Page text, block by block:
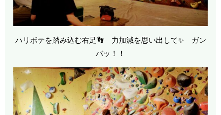
ハリボテを踏み込む右足👣 力加減を思い出して✨ ガン
バッ！！